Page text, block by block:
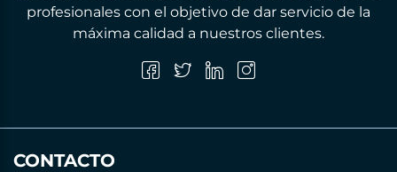
profesionales con el objetivo de dar servicio de la
máxima calidad a nuestros clientes.
CONTACTO